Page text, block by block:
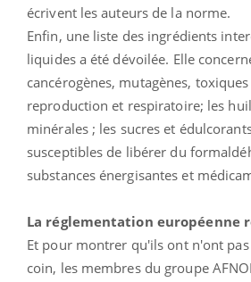
écrivent les auteurs de la norme.
Enfin, une liste des ingrédients
liquides a été dévoilée. Elle
cancérogènes, mutagènes,
reproduction et respiratoire; les
minérales ; les sucres et
susceptibles de libérer du
substances énergisantes et
La réglementation européenne
Et pour montrer qu'ils ont n'ont
coin, les membres du groupe